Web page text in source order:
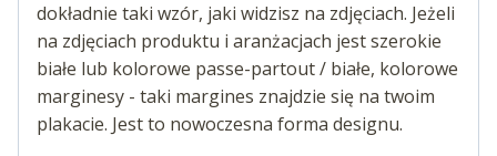
dokładnie taki wzór, jaki widzisz na zdjęciach. Jeżeli
na zdjęciach produktu i aranżacjach jest szerokie
białe lub kolorowe passe-partout / białe, kolorowe
marginesy - taki margines znajdzie się na twoim
plakacie. Jest to nowoczesna forma designu.